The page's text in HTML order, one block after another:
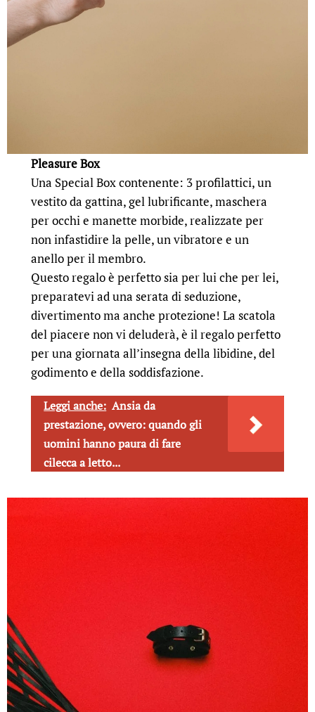
Pleasure Box
Una Special Box contenente: 3 profilattici, un
vestito da gattina, gel lubrificante, maschera
per occhi e manette morbide, realizzate per
non infastidire la pelle, un vibratore e un
anello per il membro.
Questo regalo è perfetto sia per lui che per lei,
preparatevi ad una serata di seduzione,
divertimento ma anche protezione! La scatola
del piacere non vi deluderà, è il regalo perfetto
per una giornata all’insegna della libidine, del
godimento e della soddisfazione.
Leggi anche: Ansia da
prestazione, ovvero: quando gli
uomini hanno paura di fare
cilecca a letto...